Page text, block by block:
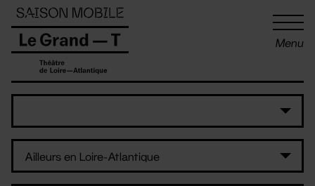
Menu
Panneau de gestion des cookies